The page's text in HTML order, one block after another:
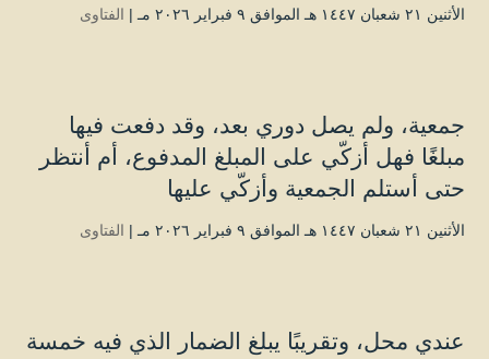
الأثنين ۲۱ شعبان ۱٤٤۷ هـ الموافق ۹ فبراير ۲۰۲٦ مـ | الفتاوى
جمعية، ولم يصل دوري بعد، وقد دفعت فيها
مبلغًا فهل أزكّي على المبلغ المدفوع، أم أنتظر
حتى أستلم الجمعية وأزكّي عليها
الأثنين ۲۱ شعبان ۱٤٤۷ هـ الموافق ۹ فبراير ۲۰۲٦ مـ | الفتاوى
عندي محل، وتقريبًا يبلغ الضمار الذي فيه خمسة